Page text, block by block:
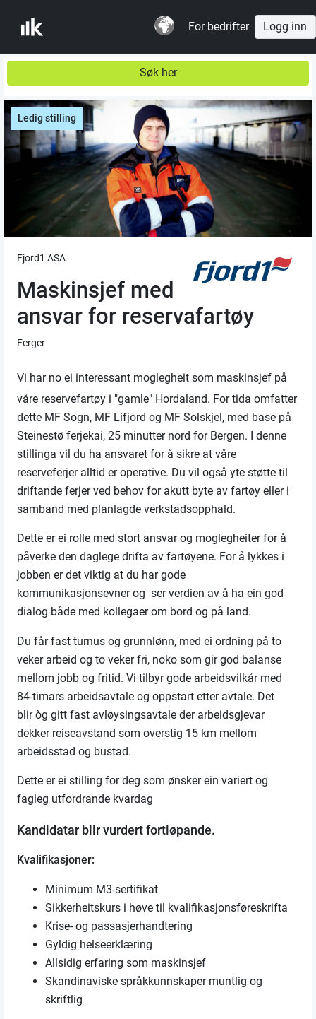
For bedrifter Logg inn
Søk her
Ledig stilling
Fjord1 ASA
Maskinsjef med
ansvar for reservafartøy
Ferger
Vi har no ei interessant moglegheit som maskinsjef på
våre reservefartøy i "gamle" Hordaland. For tida omfatter
dette MF Sogn, MF Lifjord og MF Solskjel, med base på
Steinestø ferjekai, 25 minutter nord for Bergen. I denne
stillinga vil du ha ansvaret for å sikre at våre
reserveferjer alltid er operative. Du vil også yte støtte til
driftande ferjer ved behov for akutt byte av fartøy eller i
samband med planlagde verkstadsopphald.
Dette er ei rolle med stort ansvar og moglegheiter for å
påverke den daglege drifta av fartøyene. For å lykkes i
jobben er det viktig at du har gode
kommunikasjonsevner og ser verdien av å ha ein god
dialog både med kollegaer om bord og på land.
Du får fast turnus og grunnlønn, med ei ordning på to
veker arbeid og to veker fri, noko som gir god balanse
mellom jobb og fritid. Vi tilbyr gode arbeidsvilkår med
84-timars arbeidsavtale og oppstart etter avtale. Det
blir òg gitt fast avløysingsavtale der arbeidsgjevar
dekker reiseavstand som overstig 15 km mellom
arbeidsstad og bustad.
Dette er ei stilling for deg som ønsker ein variert og
fagleg utfordrande kvardag
Kandidatar blir vurdert fortløpande.
Kvalifikasjoner:
Minimum M3-sertifikat
Sikkerheitskurs i høve til kvalifikasjonsføreskrifta
Krise- og passasjerhandtering
Gyldig helseerklæring
Allsidig erfaring som maskinsjef
Skandinaviske språkkunnskaper muntlig og
skriftlig